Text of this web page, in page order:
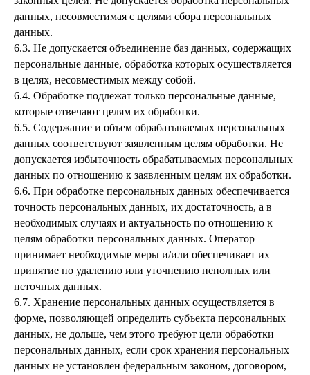
данных, несовместимая с целями сбора персональных
данных.
6.3. Не допускается объединение баз данных, содержащих
персональные данные, обработка которых осуществляется
в целях, несовместимых между собой.
6.4. Обработке подлежат только персональные данные,
которые отвечают целям их обработки.
6.5. Содержание и объем обрабатываемых персональных
данных соответствуют заявленным целям обработки. Не
допускается избыточность обрабатываемых персональных
данных по отношению к заявленным целям их обработки.
6.6. При обработке персональных данных обеспечивается
точность персональных данных, их достаточность, а в
необходимых случаях и актуальность по отношению к
целям обработки персональных данных. Оператор
принимает необходимые меры и/или обеспечивает их
принятие по удалению или уточнению неполных или
неточных данных.
6.7. Хранение персональных данных осуществляется в
форме, позволяющей определить субъекта персональных
данных, не дольше, чем этого требуют цели обработки
персональных данных, если срок хранения персональных
данных не установлен федеральным законом, договором,